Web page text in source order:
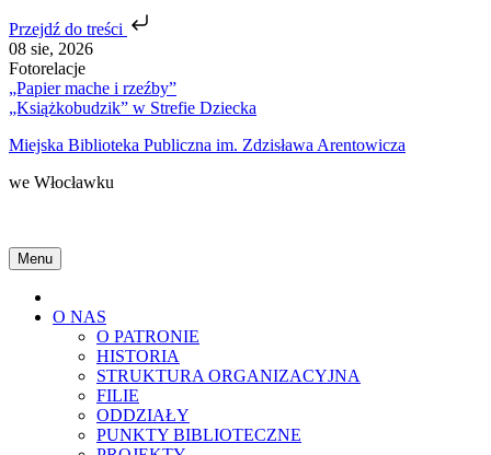
Przejdź do treści
Skip
to
content
08 sie, 2026
Fotorelacje
„Papier mache i rzeźby”
„Książkobudzik” w Strefie Dziecka
Miejska Biblioteka Publiczna im. Zdzisława Arentowicza
we Włocławku
Menu
O NAS
O PATRONIE
HISTORIA
STRUKTURA ORGANIZACYJNA
FILIE
ODDZIAŁY
PUNKTY BIBLIOTECZNE